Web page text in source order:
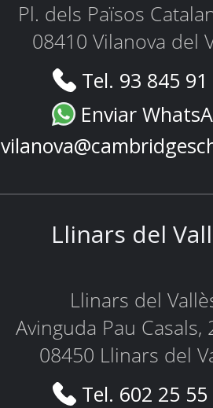
Pl. dels Països
08410 Vilanova del
Tel. 93 845
Enviar
Llinars del
Llinars del
Avinguda Pau Casals,
08450 Llinars del
Tel. 602 25